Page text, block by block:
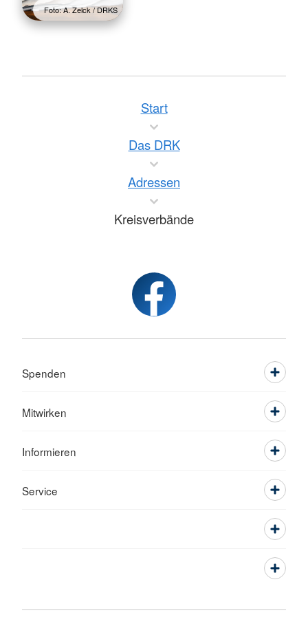
Foto: A. Zelck / DRKS
Start
Das DRK
Adressen
Kreisverbände
Spenden
Mitwirken
Informieren
Service